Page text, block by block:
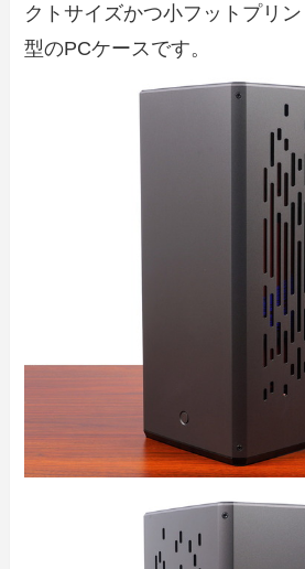
クトサイズかつ小フットプリ
型のPCケースです。